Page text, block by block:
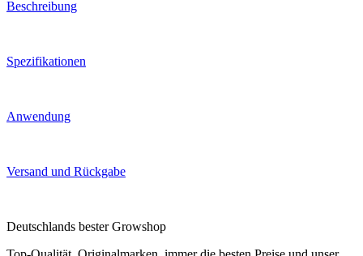
Beschreibung
Spezifikationen
Anwendung
Versand und Rückgabe
Deutschlands bester Growshop